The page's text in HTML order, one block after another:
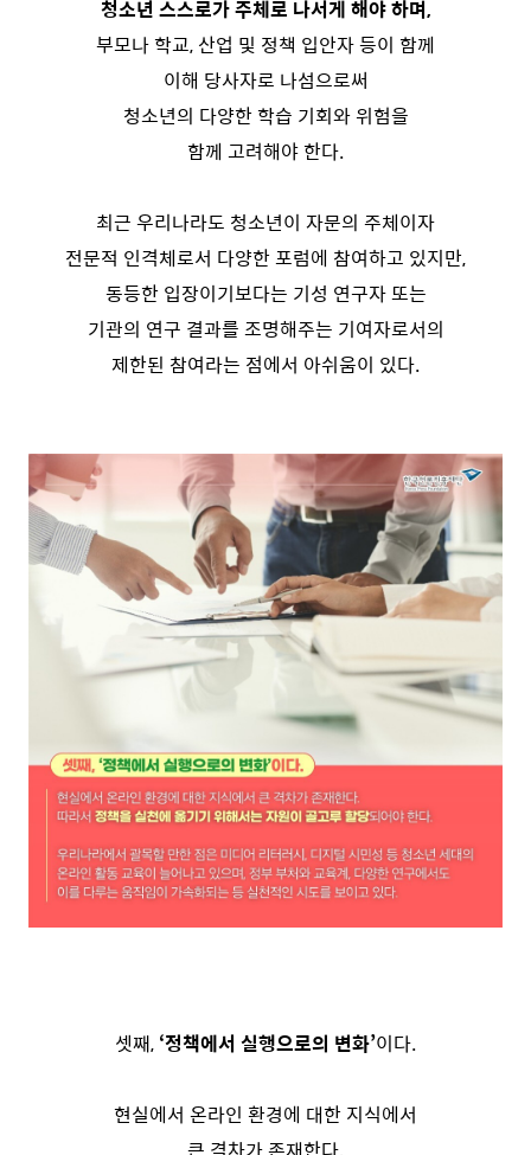
청소년 스스로가 주체로 나서게 해야 하며,
부모나 학교, 산업 및 정책 입안자 등이 함께
이해 당사자로 나섬으로써
청소년의 다양한 학습 기회와 위험을
함께 고려해야 한다.
최근 우리나라도 청소년이 자문의 주체이자
전문적 인격체로서 다양한 포럼에 참여하고 있지만,
동등한 입장이기보다는 기성 연구자 또는
기관의 연구 결과를 조명해주는 기여자로서의
제한된 참여라는 점에서 아쉬움이 있다.
셋째, ‘정책에서 실행으로의 변화’이다.
현실에서 온라인 환경에 대한 지식에서